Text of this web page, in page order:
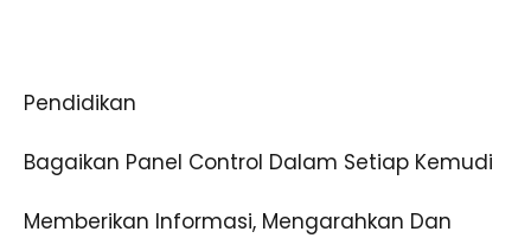
Pendidikan
Bagaikan Panel Control Dalam Setiap Kemudi
Memberikan Informasi, Mengarahkan Dan